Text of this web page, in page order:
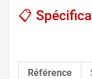
📋
Référence